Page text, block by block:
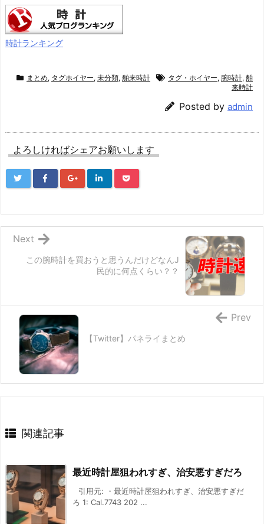
時計ランキング
まとめ, タグホイヤー, 未分類, 舶来時計 タグ・ホイヤー, 腕時計, 舶
来時計
Posted by admin
よろしければシェアお願いします
この腕時計を買おうと思うんだけどなんJ
民的に何点くらい？？
Next
【Twitter】パネライまとめ
Prev
関連記事
最近時計屋狙われすぎ、治安悪すぎだろ
引用元: ・最近時計屋狙われすぎ、治安悪すぎだ
ろ 1: Cal.7743 202 ...